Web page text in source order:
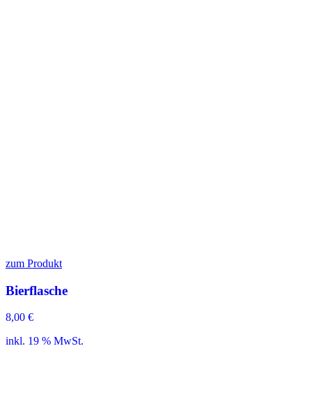
zum Produkt
Bierflasche
8,00 €
inkl. 19 % MwSt.